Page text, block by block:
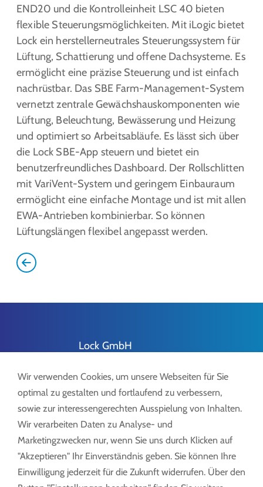
END20 und die Kontrolleinheit LSC 40 bieten
flexible Steuerungsmöglichkeiten. Mit iLogic bietet
Lock ein herstellerneutrales Steuerungssystem für
Lüftung, Schattierung und offene Dachsysteme. Es
ermöglicht eine präzise Steuerung und ist einfach
nachrüstbar. Das SBE Farm-Management-System
vernetzt zentrale Gewächshauskomponenten wie
Lüftung, Beleuchtung, Bewässerung und Heizung
und optimiert so Arbeitsabläufe. Es lässt sich über
die Lock SBE-App steuern und bietet ein
benutzerfreundliches Dashboard. Der Rollschlitten
mit VariVent-System und geringem Einbauraum
ermöglicht eine einfache Montage und ist mit allen
EWA-Antrieben kombinierbar. So können
Lüftungslängen flexibel angepasst werden.
Lock GmbH
D-88521 Ertingen
Tel.:+49 7371 9508-0
info@lockdrives.com
www.lockdrives.com
Wir verwenden Cookies, um unsere Webseiten für Sie
optimal zu gestalten und fortlaufend zu verbessern,
sowie zur interessengerechten Ausspielung von Inhalten.
Wir verarbeiten Daten zu Analyse- und
Marketingzwecken nur, wenn Sie uns durch Klicken auf
"Akzeptieren" Ihr Einverständnis geben. Sie können Ihre
Einwilligung jederzeit für die Zukunft widerrufen. Über den